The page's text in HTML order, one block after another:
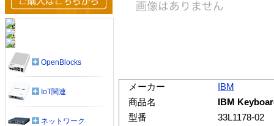
メーカー
IBM
商品名
IBM
型番
33L1178-02
OpenBlocks
IoT関連
ネットワーク